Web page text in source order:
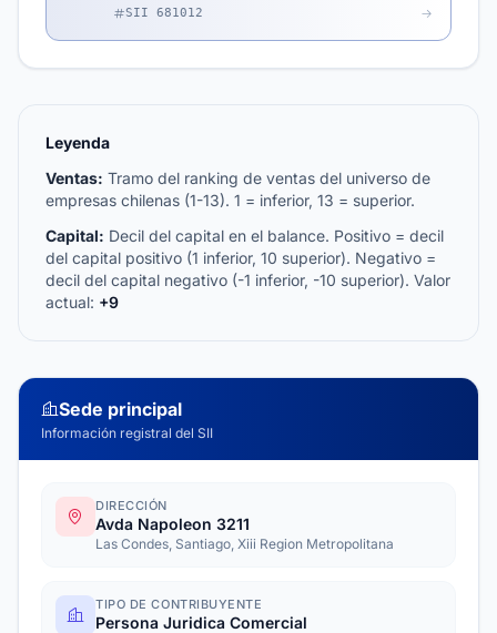
SII 681012
Leyenda
Ventas: Tramo del ranking de ventas del universo de
empresas chilenas (1-13). 1 = inferior, 13 = superior.
Capital: Decil del capital en el balance. Positivo = decil
del capital positivo (1 inferior, 10 superior). Negativo =
decil del capital negativo (-1 inferior, -10 superior). Valor
actual: +9
Sede principal
Información registral del SII
DIRECCIÓN
Avda Napoleon 3211
Las Condes, Santiago, Xiii Region Metropolitana
TIPO DE CONTRIBUYENTE
Persona Juridica Comercial